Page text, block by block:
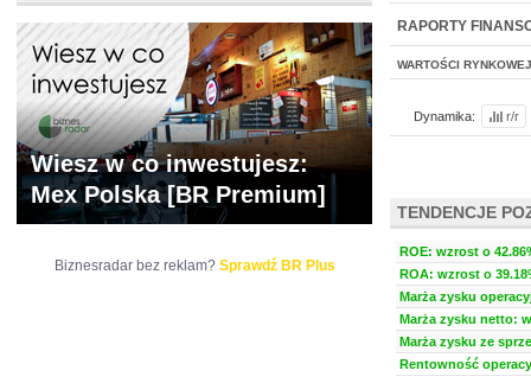
BR LAB
RAPORTY
WARTOŚCI RYNKOWEJ
Dynamika: r/r
TENDENCJE
ROE: wzrost o
ROA: wzrost o
Marża zysku
Marża zysku netto:
Marża zysku ze
Rentowność
Wiesz w co inwestujesz:
Mex Polska [BR Premium]
Biznesradar bez reklam? Sprawdź BR Plus